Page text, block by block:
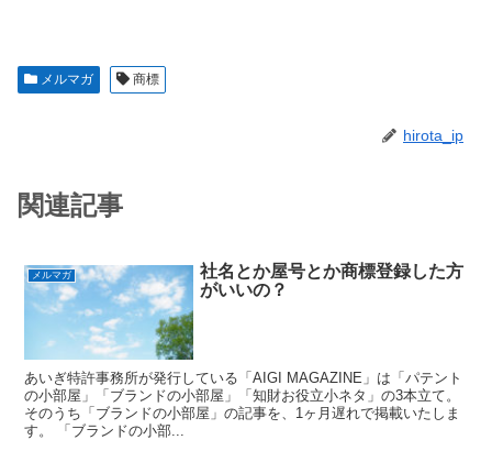
メルマガ 商標
hirota_ip
関連記事
メルマガ
社名とか屋号とか商標登録した方
がいいの？
あいぎ特許事務所が発行している「AIGI MAGAZINE」は「パテント
の小部屋」「ブランドの小部屋」「知財お役立小ネタ」の3本立て。
そのうち「ブランドの小部屋」の記事を、1ヶ月遅れで掲載いたしま
す。 「ブランドの小部...